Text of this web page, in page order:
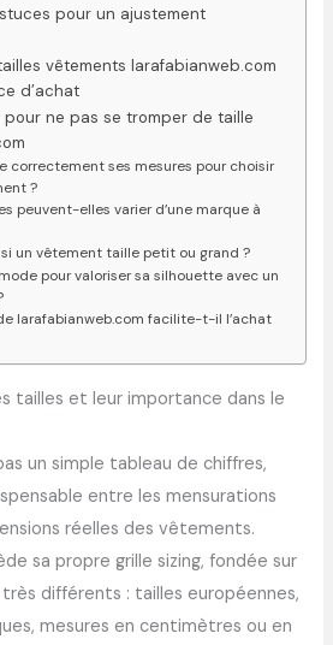
pour un ajustement
vêtements larafabianweb.com
d’achat
ne pas se tromper de taille
correctement ses mesures pour choisir
?
peuvent-elles varier d’une marque à
un vêtement taille petit ou grand ?
pour valoriser sa silhouette avec un
larafabianweb.com facilite-t-il l’achat
tailles et leur importance dans le
un simple tableau de chiffres,
entre les mensurations
réelles des vêtements.
sa propre grille sizing, fondée sur
différents : tailles européennes,
mesures en centimètres ou en